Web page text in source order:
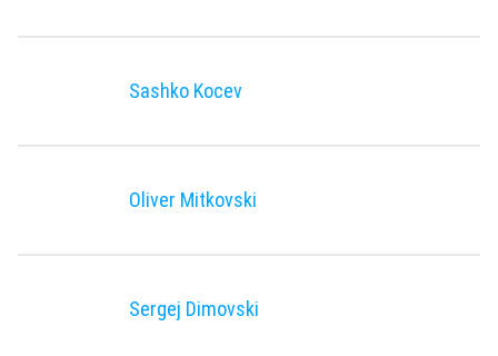
Sashko Kocev
Oliver Mitkovski
Sergej Dimovski